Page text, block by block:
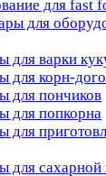
для fast
для
для варки
для корн-
для пончиков
для попкорна
для
для сахарной